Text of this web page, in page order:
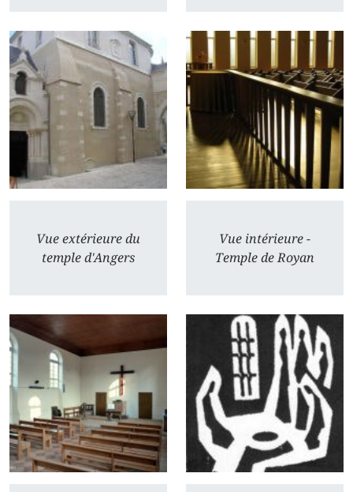
Vue extérieure du
temple d'Angers
Vue intérieure -
Temple de Royan